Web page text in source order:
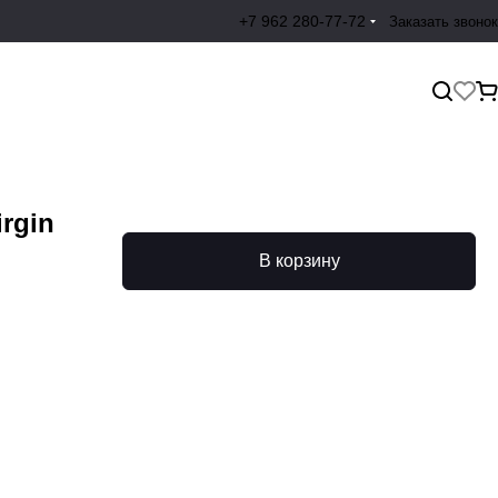
+7 962 280-77-72 Заказать звонок
В корзину